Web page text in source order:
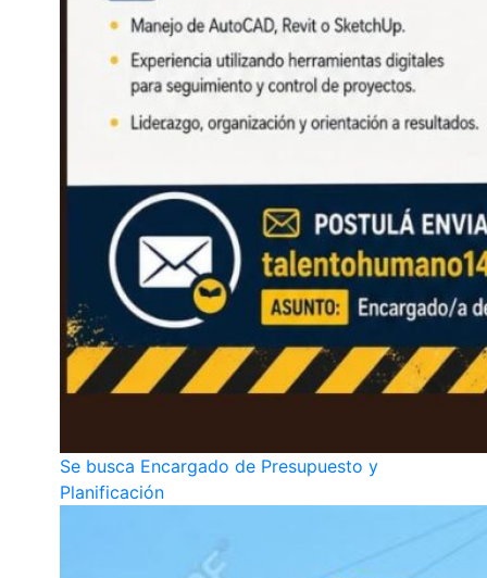
Se busca Encargado de Presupuesto y
Planificación